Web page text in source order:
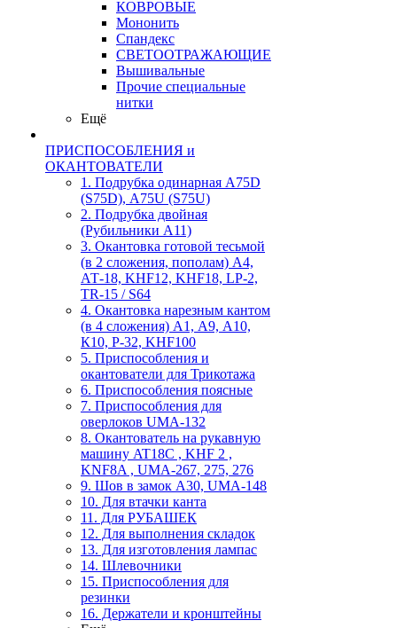
КОВРОВЫЕ
Мононить
Спандекс
СВЕТООТРАЖАЮЩИЕ
Вышивальные
Прочие специальные
нитки
Ещё
ПРИСПОСОБЛЕНИЯ и
ОКАНТОВАТЕЛИ
1. Подрубка одинарная А75D
(S75D), А75U (S75U)
2. Подрубка двойная
(Рубильники А11)
3. Окантовка готовой тесьмой
(в 2 сложения, пополам) А4,
АТ-18, KHF12, KHF18, LP-2,
TR-15 / S64
4. Окантовка нарезным кантом
(в 4 сложения) А1, А9, А10,
К10, Р-32, KHF100
5. Приспособления и
окантователи для Трикотажа
6. Приспособления поясные
7. Приспособления для
оверлоков UMA-132
8. Окантователь на рукавную
машину AT18C , KHF 2 ,
KNF8A , UMA-267, 275, 276
9. Шов в замок А30, UMA-148
10. Для втачки канта
11. Для РУБАШЕК
12. Для выполнения складок
13. Для изготовления лампас
14. Шлевочники
15. Приспособления для
резинки
16. Держатели и кронштейны